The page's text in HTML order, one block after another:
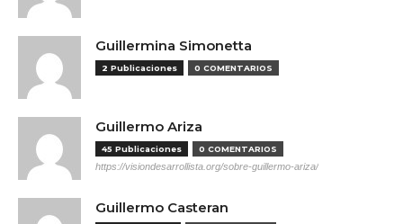
Guillermina Simonetta
2 Publicaciones 0 COMENTARIOS
Guillermo Ariza
45 Publicaciones 0 COMENTARIOS
https://visiondesarrollista.org/sobre-guillermo-ariza/
Guillermo Casteran